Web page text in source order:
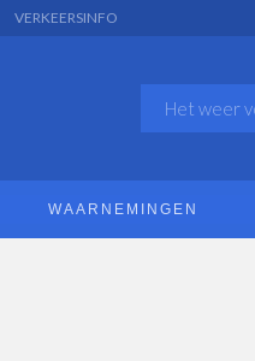
VERKEERSINFO
WAARNEMINGEN